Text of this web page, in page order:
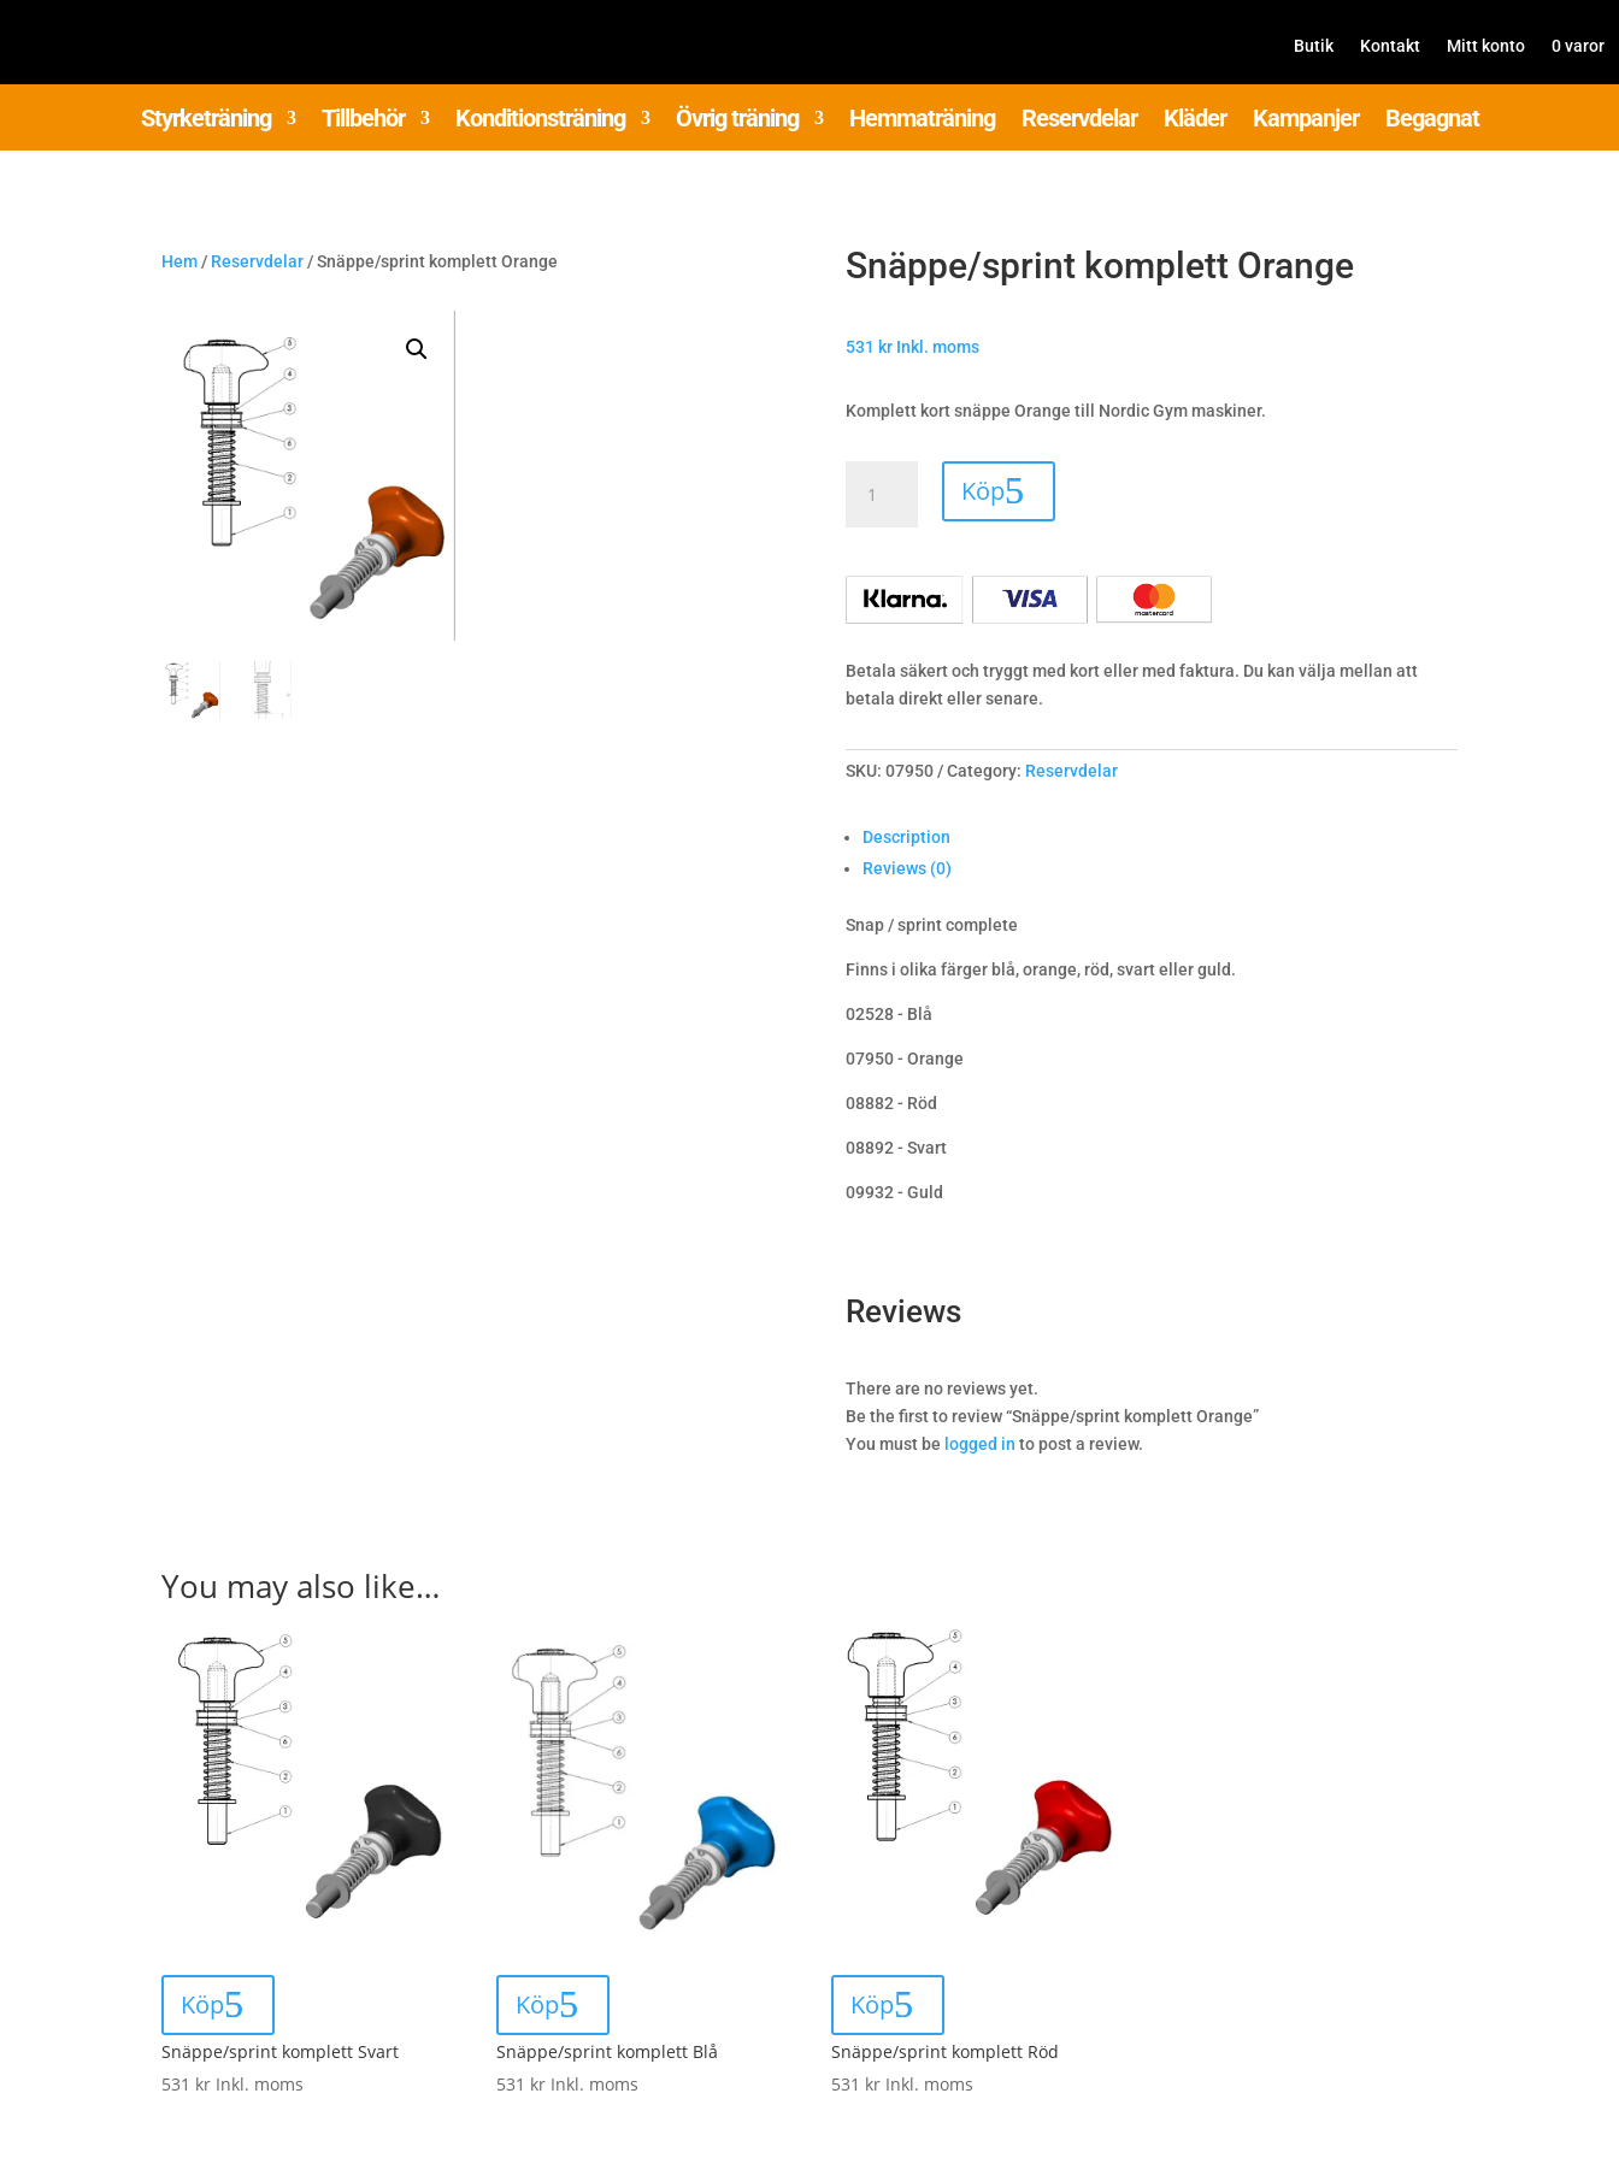
Butik Kontakt Mitt konto 0 varor
Styrketräning Tillbehör Konditionsträning Övrig träning Hemmaträning Reservdelar Kläder Kampanjer Begagnat
Hem / Reservdelar / Snäppe/sprint komplett Orange Snäppe/sprint komplett Orange
531 kr Inkl. moms
Komplett kort snäppe Orange till Nordic Gym maskiner.
komplett
Köp
Betala säkert och tryggt med kort eller med faktura. Du kan välja mellan att
betala direkt eller senare.
SKU: 07950 Category: Reservdelar
Description
Reviews (0)
Snap / sprint complete
Finns i olika färger blå, orange, röd, svart eller guld.
02528 - Blå
07950 - Orange
08882 - Röd
08892 - Svart
09932 - Guld
Reviews
There are no reviews yet.
Be the first to review “Snäppe/sprint komplett Orange”
You must be logged in to post a review.
You may also like…
Köp
Snäppe/sprint komplett Svart
531 kr Inkl. moms
Köp
Snäppe/sprint komplett Blå
531 kr Inkl. moms
Köp
Snäppe/sprint komplett Röd
531 kr Inkl. moms